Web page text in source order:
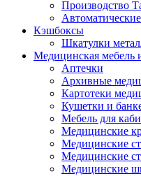
Производство
Кэшбоксы
Шкатулки
Медицинская мебель
Аптечки
Архивные
Картотеки
Кушетки и
Мебель для
Медицинские
Медицинские
Медицинские
Медицинские